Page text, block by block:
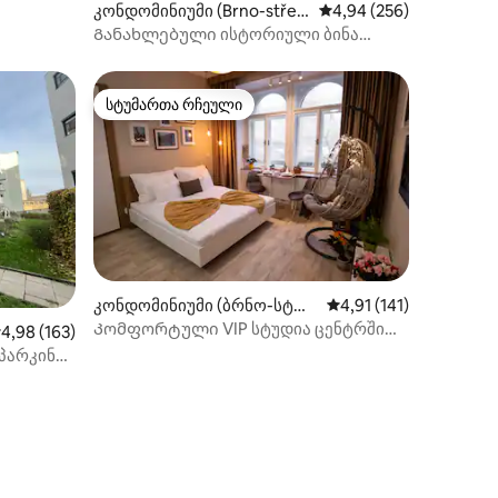
კონდომინიუმი (Brno-stře
d)
საშუალო შეფასებაა
4,94 (256)
Განახლებული ისტორიული ბინა
შეფასებაა 5‑დან 4,98, 163 მიმოხილვა
4,98 (163)
სტუმართა რჩეული
სტუმართა რჩეული
კონდომინიუმი (ბრნო-სტრე
დ)
საშუალო შეფასებაა
4,91 (141)
Კომფორტული VIP სტუდია ცენტრში